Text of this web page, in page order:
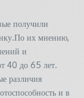
получили
их мнению,
и
40 до 65 лет.
различия
и в